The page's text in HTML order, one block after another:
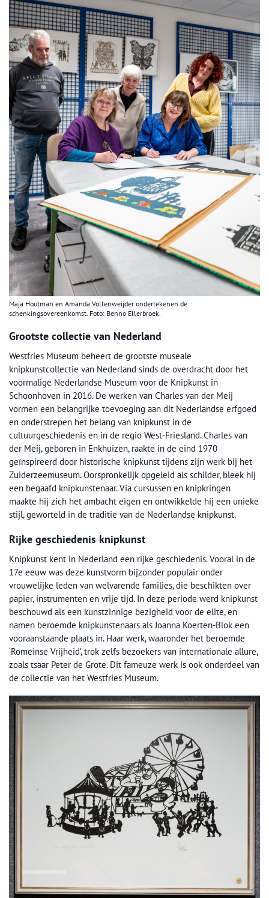
Maja Houtman en Amanda Vollenweijder ondertekenen de
schenkingsovereenkomst. Foto: Benno Ellerbroek.
Grootste collectie van Nederland
Westfries Museum beheert de grootste museale
knipkunstcollectie van Nederland sinds de overdracht door het
voormalige Nederlandse Museum voor de Knipkunst in
Schoonhoven in 2016. De werken van Charles van der Meij
vormen een belangrijke toevoeging aan dit Nederlandse erfgoed
en onderstrepen het belang van knipkunst in de
cultuurgeschiedenis en in de regio West-Friesland. Charles van
der Meij, geboren in Enkhuizen, raakte in de eind 1970
geïnspireerd door historische knipkunst tijdens zijn werk bij het
Zuiderzeemuseum. Oorspronkelijk opgeleid als schilder, bleek hij
een begaafd knipkunstenaar. Via cursussen en knipkringen
maakte hij zich het ambacht eigen en ontwikkelde hij een unieke
stijl, geworteld in de traditie van de Nederlandse knipkunst.
Rijke geschiedenis knipkunst
Knipkunst kent in Nederland een rijke geschiedenis. Vooral in de
17e eeuw was deze kunstvorm bijzonder populair onder
vrouwelijke leden van welvarende families, die beschikten over
papier, instrumenten en vrije tijd. In deze periode werd knipkunst
beschouwd als een kunstzinnige bezigheid voor de elite, en
namen beroemde knipkunstenaars als Joanna Koerten-Blok een
vooraanstaande plaats in. Haar werk, waaronder het beroemde
‘Romeinse Vrijheid’, trok zelfs bezoekers van internationale allure,
zoals tsaar Peter de Grote. Dit fameuze werk is ook onderdeel van
de collectie van het Westfries Museum.